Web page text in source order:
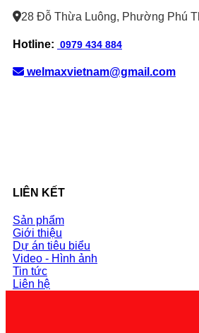
28 Đỗ Thừa Luông, Phường Phú
Hotline: 0979 434 884
welmaxvietnam@gmail.com
LIÊN KẾT
Sản phẩm
Giới thiệu
Dự án tiêu biểu
Video - Hình ảnh
Tin tức
Liên hệ